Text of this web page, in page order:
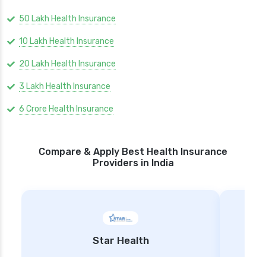
50 Lakh Health Insurance
10 Lakh Health Insurance
20 Lakh Health Insurance
3 Lakh Health Insurance
6 Crore Health Insurance
Compare & Apply Best Health Insurance
Providers in India
Star Health